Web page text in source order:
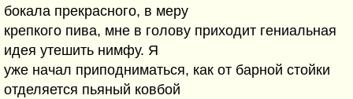
бокала прекрасного, в меру
крепкого пива, мне в голову приходит гениальная
идея утешить нимфу. Я
уже начал приподниматься, как от барной стойки
отделяется пьяный ковбой